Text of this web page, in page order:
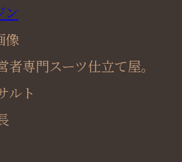
者専門スーツ仕立て屋。
ルト